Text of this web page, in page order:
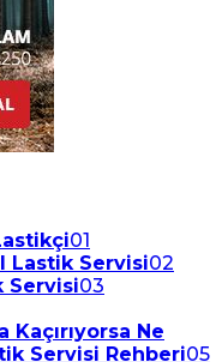
01
Lastik Servisi02
Servisi03
Kaçırıyorsa Ne
Servisi Rehberi05